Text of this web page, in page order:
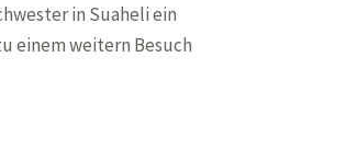
in Suaheli ein
einem weitern Besuch